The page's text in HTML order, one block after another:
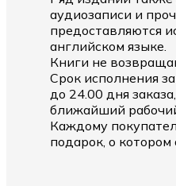
аудиозаписи и
предоставляются
английском языке.
Книги не
Срок исполнения
до 24.00 дня
ближайший
Каждому
подарок, о